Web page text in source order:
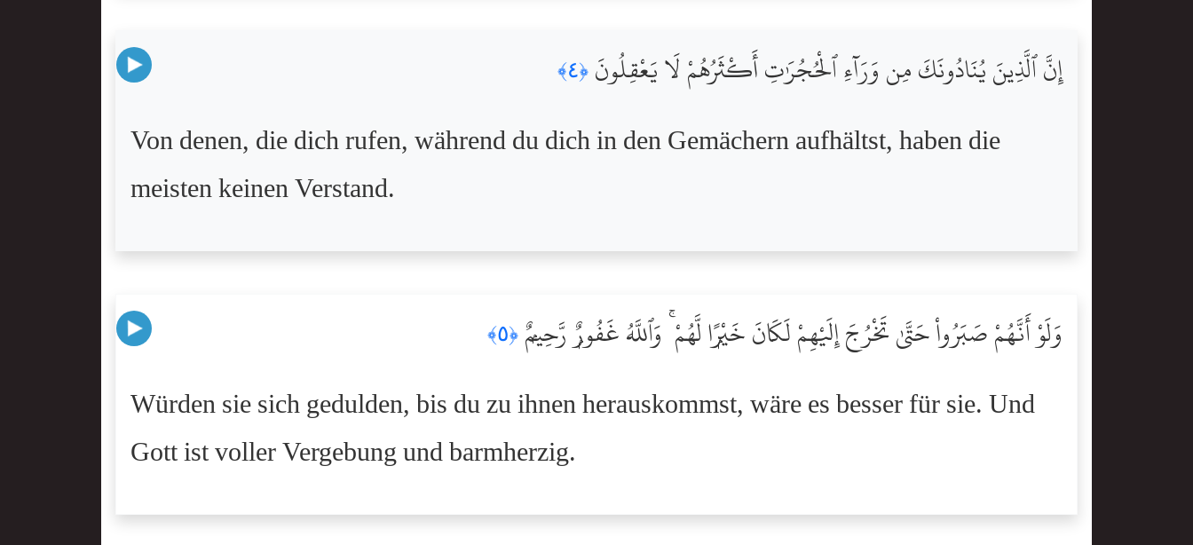
إِنَّ ٱلَّذِينَ يُنَادُونَكَ مِن وَرَآءِ ٱلْحُجُرَٰتِ أَكْثَرُهُمْ لَا يَعْقِلُونَ ﴿٤﴾
Von denen, die dich rufen, während du dich in den Gemächern aufhältst, haben die
meisten keinen Verstand.
وَلَوْ أَنَّهُمْ صَبَرُواْ حَتَّىٰ تَخْرُجَ إِلَيْهِمْ لَكَانَ خَيْرًۭا لَّهُمْ ۚ وَٱللَّهُ غَفُورٌۭ رَّحِيمٌۭ ﴿٥﴾
Würden sie sich gedulden, bis du zu ihnen herauskommst, wäre es besser für sie. Und
Gott ist voller Vergebung und barmherzig.